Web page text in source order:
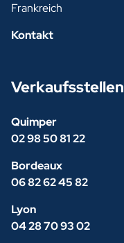
Frankreich
Kontakt
Verkaufsstellen
Quimper
02 98 50 81 22
Bordeaux
06 82 62 45 82
Lyon
04 28 70 93 02